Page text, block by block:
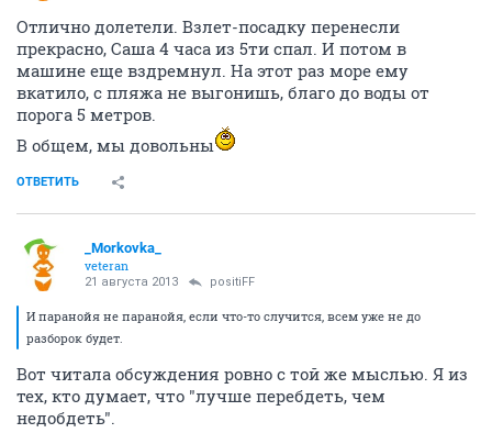
Отлично долетели. Взлет-посадку перенесли
прекрасно, Саша 4 часа из 5ти спал. И потом в
машине еще вздремнул. На этот раз море ему
вкатило, с пляжа не выгонишь, благо до воды от
порога 5 метров.
В общем, мы довольны
ОТВЕТИТЬ
_Morkovka_
veteran
21 августа 2013 positiFF
И паранойя не паранойя, если что-то случится, всем уже не до
разборок будет.
Вот читала обсуждения ровно с той же мыслью. Я из
тех, кто думает, что "лучше перебдеть, чем
недобдеть".